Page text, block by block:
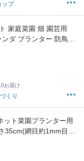
ップ
家庭菜園 畑 園芸用
ダ プランター 防鳥ネ
い目合い 0.6mm 虫
通気性抜群 簡単設置
壇 ハウス栽培 省農薬
お届け
くり
ト菜園プランター用
35cm(網目約1mm目)
率90％ 虫よけネット
チゴ